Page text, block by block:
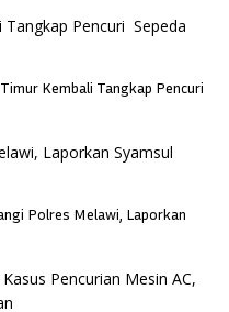
Kembali Tangkap Pencuri
Polres Melawi, Laporkan